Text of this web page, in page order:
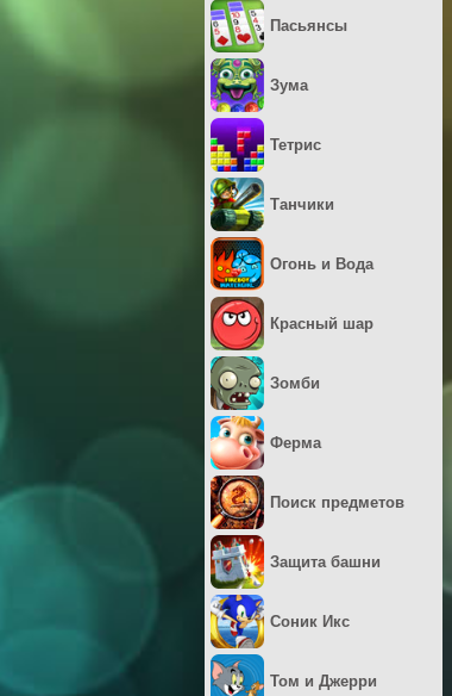
Пасьянсы
Зума
Тетрис
Танчики
Огонь и Вода
Красный шар
Зомби
Ферма
Поиск предметов
Защита башни
Соник Икс
Том и Джерри